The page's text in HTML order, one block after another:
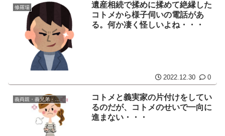
修羅場
遺産相続で揉めに揉めて絶縁した
コトメから様子伺いの電話があ
る。何か凄く怪しいよね・・・
2022.12.30 0
義両親・義兄弟・義姉妹
コトメと義実家の片付けをしてい
るのだが、コトメのせいで一向に
進まない・・・